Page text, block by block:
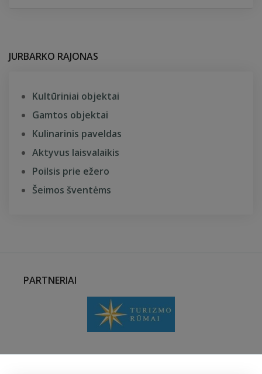
JURBARKO RAJONAS
Kultūriniai objektai
Gamtos objektai
Kulinarinis paveldas
Aktyvus laisvalaikis
Poilsis prie ežero
Šeimos šventėms
PARTNERIAI